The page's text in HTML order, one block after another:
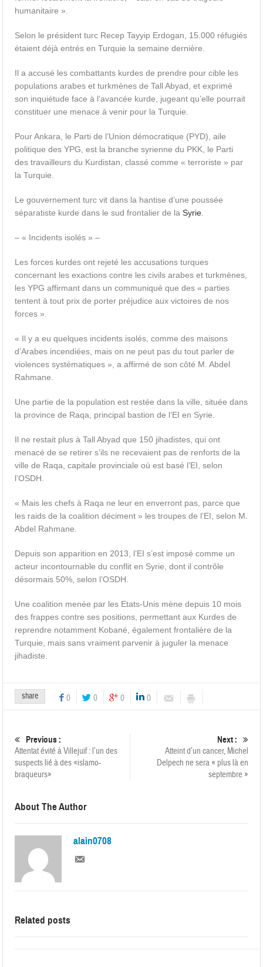
humanitaire ».
Selon le président turc Recep Tayyip Erdogan, 15.000 réfugiés
étaient déjà entrés en Turquie la semaine dernière.
Il a accusé les combattants kurdes de prendre pour cible les
populations arabes et turkmènes de Tall Abyad, et exprimé
son inquiétude face à l’avancée kurde, jugeant qu’elle pourrait
constituer une menace à venir pour la Turquie.
Pour Ankara, le Parti de l’Union démocratique (PYD), aile
politique des YPG, est la branche syrienne du PKK, le Parti
des travailleurs du Kurdistan, classé comme « terroriste » par
la Turquie.
Le gouvernement turc vit dans la hantise d’une poussée
séparatiste kurde dans le sud frontalier de laSyrie.
– « Incidents isolés » –
Les forces kurdes ont rejeté les accusations turques
concernant les exactions contre les civils arabes et turkmènes,
les YPG affirmant dans un communiqué que des « parties
tentent à tout prix de porter préjudice aux victoires de nos
forces ».
« Il y a eu quelques incidents isolés, comme des maisons
d’Arabes incendiées, mais on ne peut pas du tout parler de
violences systématiques », a affirmé de son côté M. Abdel
Rahmane.
Une partie de la population est restée dans la ville, située dans
la province de Raqa, principal bastion de l’EI en Syrie.
Il ne restait plus à Tall Abyad que 150 jihadistes, qui ont
menacé de se retirer s’ils ne recevaient pas de renforts de la
ville de Raqa, capitale provinciale où est basé l’EI, selon
l’OSDH.
« Mais les chefs à Raqa ne leur en enverront pas, parce que
les raids de la coalition déciment » les troupes de l’EI, selon M.
Abdel Rahmane.
Depuis son apparition en 2013, l’EI s’est imposé comme un
acteur incontournable du conflit en Syrie, dont il contrôle
désormais 50%, selon l’OSDH.
Une coalition menée par les Etats-Unis mène depuis 10 mois
des frappes contre ses positions, permettant aux Kurdes de
reprendre notamment Kobané, également frontalière de la
Turquie, mais sans vraiment parvenir à juguler la menace
jihadiste.
share 0 0 0 0
Previous :
Attentat évité à Villejuif : l’un des
suspects lié à des «islamo-
braqueurs»
Next :
Atteint d’un cancer, Michel
Delpech ne sera « plus là en
septembre »
About The Author
alain0708
Related posts